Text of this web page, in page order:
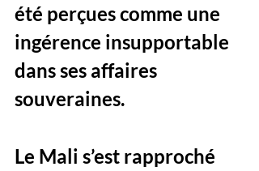
été perçues comme une
ingérence insupportable
dans ses affaires
souveraines.
Le Mali s’est rapproché